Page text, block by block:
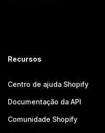
Recursos
Centro de ajuda Shopify
Documentação da API
Comunidade Shopify